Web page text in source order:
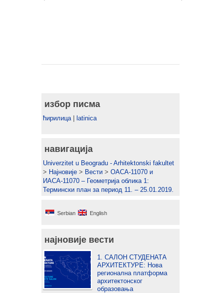
избор писма
ћирилица| latinica
навигација
Univerzitet u Beogradu - Arhitektonski fakultet
> Најновије > Вести > ОАСА-11070 и
ИАСА-11070 – Геометрија облика 1:
Термински план за период 11. – 25.01.2019.
Serbian English
најновије вести
1. САЛОН СТУДЕНАТА
АРХИТЕКТУРЕ: Нова
регионална платформа
архитектонског
образовања